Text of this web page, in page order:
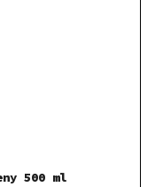
500 ml